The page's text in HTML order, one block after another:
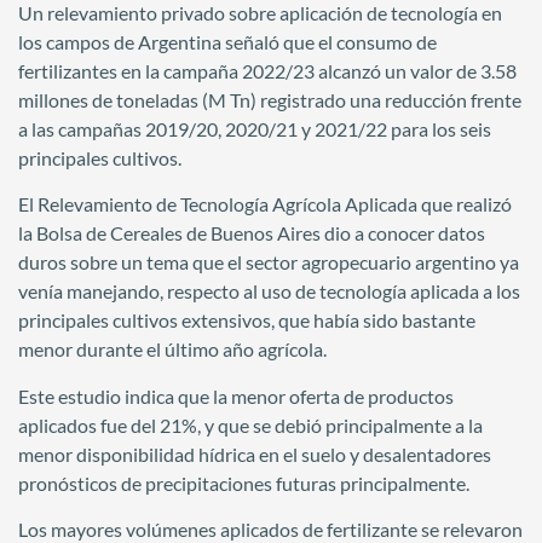
Un relevamiento privado sobre aplicación de tecnología en
los campos de Argentina señaló que el consumo de
fertilizantes en la campaña 2022/23 alcanzó un valor de 3.58
millones de toneladas (M Tn) registrado una reducción frente
a las campañas 2019/20, 2020/21 y 2021/22 para los seis
principales cultivos.
El Relevamiento de Tecnología Agrícola Aplicada que realizó
la Bolsa de Cereales de Buenos Aires dio a conocer datos
duros sobre un tema que el sector agropecuario argentino ya
venía manejando, respecto al uso de tecnología aplicada a los
principales cultivos extensivos, que había sido bastante
menor durante el último año agrícola.
Este estudio indica que la menor oferta de productos
aplicados fue del 21%, y que se debió principalmente a la
menor disponibilidad hídrica en el suelo y desalentadores
pronósticos de precipitaciones futuras principalmente.
Los mayores volúmenes aplicados de fertilizante se relevaron